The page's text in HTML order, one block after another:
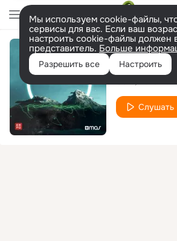
Мы используем cookie-файлы,
сервисы для вас. Если ваш
настроить cookie-файлы должен
представитель. Больше
Разрешить все Настроить
Level 1
Слушать